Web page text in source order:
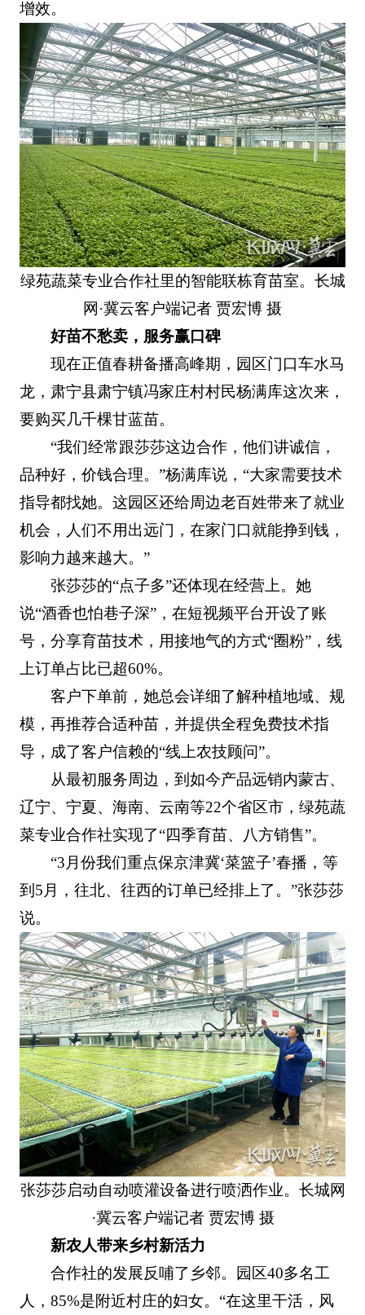
增效。
绿苑蔬菜专业合作社里的智能联栋育苗室。长城
网·冀云客户端记者 贾宏博 摄
好苗不愁卖，服务赢口碑
现在正值春耕备播高峰期，园区门口车水马
龙，肃宁县肃宁镇冯家庄村村民杨满库这次来，
要购买几千棵甘蓝苗。
“我们经常跟莎莎这边合作，他们讲诚信，
品种好，价钱合理。”杨满库说，“大家需要技术
指导都找她。这园区还给周边老百姓带来了就业
机会，人们不用出远门，在家门口就能挣到钱，
影响力越来越大。”
张莎莎的“点子多”还体现在经营上。她
说“酒香也怕巷子深”，在短视频平台开设了账
号，分享育苗技术，用接地气的方式“圈粉”，线
上订单占比已超60%。
客户下单前，她总会详细了解种植地域、规
模，再推荐合适种苗，并提供全程免费技术指
导，成了客户信赖的“线上农技顾问”。
从最初服务周边，到如今产品远销内蒙古、
辽宁、宁夏、海南、云南等22个省区市，绿苑蔬
菜专业合作社实现了“四季育苗、八方销售”。
“3月份我们重点保京津冀‘菜篮子’春播，等
到5月，往北、往西的订单已经排上了。”张莎莎
说。
张莎莎启动自动喷灌设备进行喷洒作业。长城网
·冀云客户端记者 贾宏博 摄
新农人带来乡村新活力
合作社的发展反哺了乡邻。园区40多名工
人，85%是附近村庄的妇女。“在这里干活，风